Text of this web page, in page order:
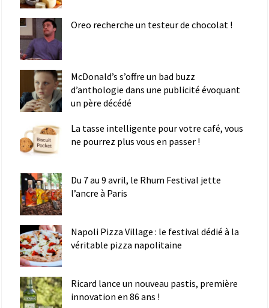
Oreo recherche un testeur de chocolat !
McDonald’s s’offre un bad buzz
d’anthologie dans une publicité évoquant
un père décédé
La tasse intelligente pour votre café, vous
ne pourrez plus vous en passer !
Du 7 au 9 avril, le Rhum Festival jette
l’ancre à Paris
Napoli Pizza Village : le festival dédié à la
véritable pizza napolitaine
Ricard lance un nouveau pastis, première
innovation en 86 ans !